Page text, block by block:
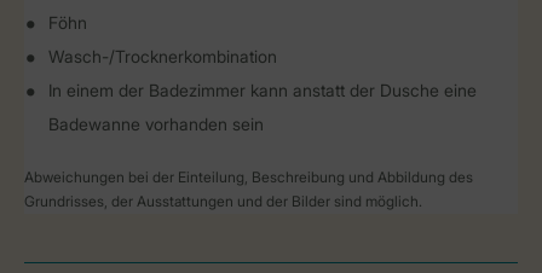
Föhn
Wasch-/Trocknerkombination
In einem der Badezimmer kann anstatt der Dusche eine
Badewanne vorhanden sein
Abweichungen bei der Einteilung, Beschreibung und Abbildung des
Grundrisses, der Ausstattungen und der Bilder sind möglich.